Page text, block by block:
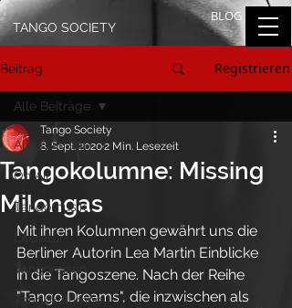
BLOG
TANGO SOCIETY
Beitrag Registrieren
Alle Beiträge
On Air
Tangomusik
Literatur
Tangoreisen
Tangokolumne
Alle Beiträge
Tangokolumne: Missing
Milongas
Tango Society
8. Sept. 20202 Min. Lesezeit
Mit ihren Kolumnen gewährt uns die
Berliner Autorin Lea Martin Einblicke
in die Tangoszene. Nach der Reihe
"Tango Dreams", die inzwischen als